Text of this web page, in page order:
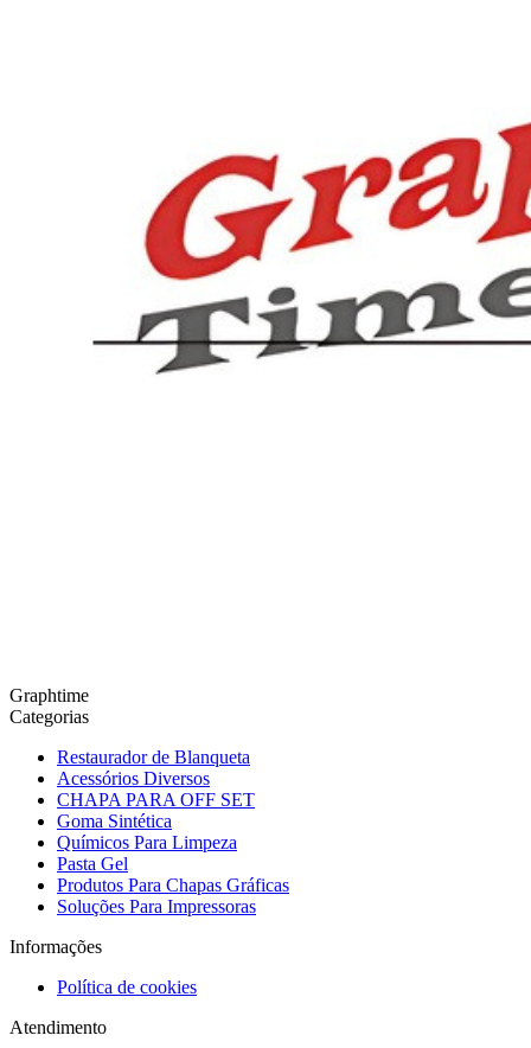
Graphtime
Categorias
Restaurador de Blanqueta
Acessórios Diversos
CHAPA PARA OFF SET
Goma Sintética
Químicos Para Limpeza
Pasta Gel
Produtos Para Chapas Gráficas
Soluções Para Impressoras
Informações
Política de cookies
Atendimento